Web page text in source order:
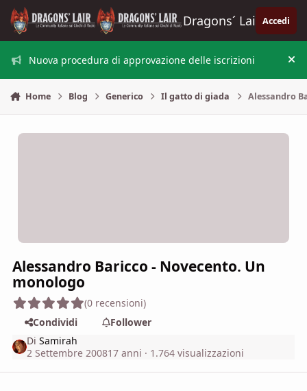
Vai al contenuto
Dragons´ Lair Accedi
Nuova procedura di approvazione delle iscrizioni
Home Blog Generico Il gatto di giada Alessandro
Alessandro Baricco - Novecento. Un
monologo
(0 recensioni)
Condividi
Follower
DiSamirah
2 Settembre 200817 anni · 1.764 visualizzazioni